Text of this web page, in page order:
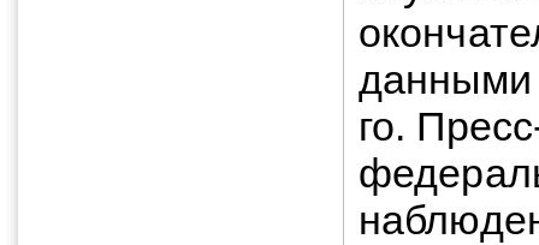
данными
го.